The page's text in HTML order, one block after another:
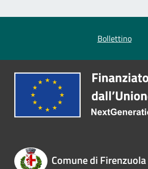
Bollettino
Comune di Firenzuola